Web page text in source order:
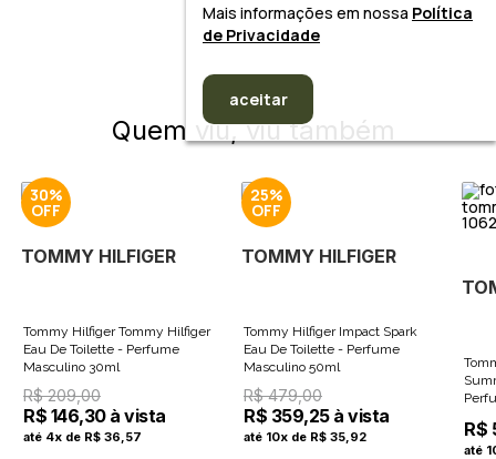
Quem viu, viu também
30%
TOMMY HILFIGER
Tommy Hilfiger Tommy Hilfiger
Eau De Toilette - Perfume
Masculino 30ml
R$ 209,00
R$ 146,30 à vista
até 4x de R$ 36,57
25%
TOMMY HILFIGER
Tommy Hilfiger Impact Spark
Eau De Toilette - Perfume
Masculino 50ml
R$ 479,00
R$ 359,25 à vista
até 10x de R$ 35,92 R$
até
Mais informações em nossa Política
de Privacidade
aceitar